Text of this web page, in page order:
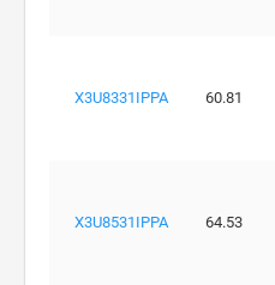
X3U8331IPPA 60.81
X3U8531IPPA 64.53